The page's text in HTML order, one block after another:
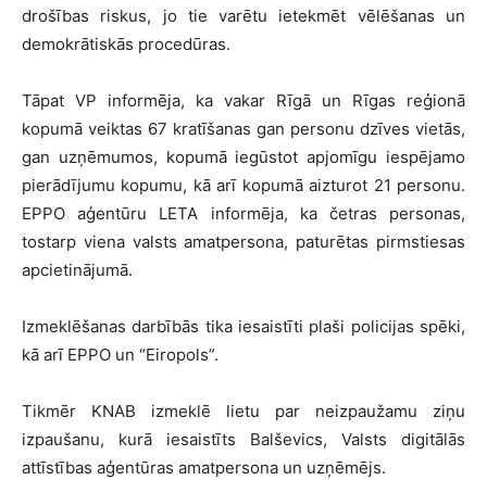
drošības riskus, jo tie varētu ietekmēt vēlēšanas un
demokrātiskās procedūras.
Tāpat VP informēja, ka vakar Rīgā un Rīgas reģionā
kopumā veiktas 67 kratīšanas gan personu dzīves vietās,
gan uzņēmumos, kopumā iegūstot apjomīgu iespējamo
pierādījumu kopumu, kā arī kopumā aizturot 21 personu.
EPPO aģentūru LETA informēja, ka četras personas,
tostarp viena valsts amatpersona, paturētas pirmstiesas
apcietinājumā.
Izmeklēšanas darbībās tika iesaistīti plaši policijas spēki,
kā arī EPPO un “Eiropols”.
Tikmēr KNAB izmeklē lietu par neizpaužamu ziņu
izpaušanu, kurā iesaistīts Balševics, Valsts digitālās
attīstības aģentūras amatpersona un uzņēmējs.